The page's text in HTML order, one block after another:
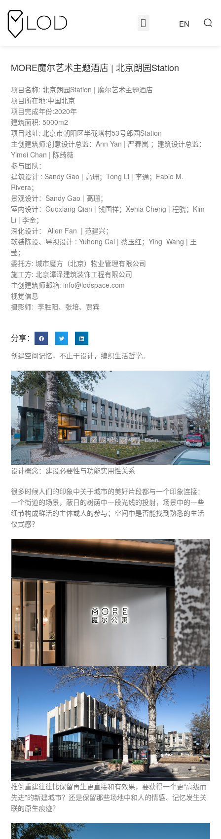
EN
创建空间记忆，不止于设计，编织生活哲学。
设计概念：建设必要性与功能实用性关系
很多时候人们的印象中关于城市的美好片段都与一个印象连接：
一个街道的场景，蔽日的树荫中一段光线的投射，场景中的一些
细节构成鲜活的主体或人的参与；空间中是否能找到熟悉的生活
仪式感？
推倒重建往往比保留再生更直接和有效果，要获得一个更“高级而
先进”的新建城市？还是保留那些场地中和人的情感、记忆发生关
联的原生痕迹？
MORE魔尔艺术主题酒店 | 北京朗园Station
项目名称: 北京朗园Station | 魔尔艺术主题酒店
项目所在地:中国北京
项目完成年份:2020年
建筑面积: 5000m2
项目地址: 北京市朝阳区半截塔村53号郎园Station
主创建筑师:创意设计总监：Ann Yan | 严春岚 ；建筑设计总监：
Yimei Chan | 陈绮薇
参与团队：
建筑设计 : Sandy Gao | 高珊；Tong Li | 李通；Fabio M.
Rivera；
景观设计：Sandy Gao | 高珊；
室内设计：Guoxiang Qian | 钱国祥；Xenia Cheng | 程骁；Kim
Li | 李金；
深化设计： Allen Fan | 范建兴；
软装陈设、导视设计 : Yuhong Cai | 蔡玉红；Ying Wang | 王
莹；
委托方: 城市魔方（北京）物业管理有限公司
施工方: 北京漳泽建筑装饰工程有限公司
主创建筑师邮箱: info@lodspace.com
视觉信息
摄影师: 李胜阳、张培、贾宾
分享：